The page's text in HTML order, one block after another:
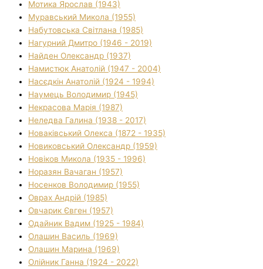
Мотика Ярослав (1943)
Муравський Микола (1955)
Набутовська Світлана (1985)
Нагурний Дмитро (1946 - 2019)
Найден Олександр (1937)
Намистюк Анатолій (1947 - 2004)
Насєдкін Анатолій (1924 - 1994)
Наумець Володимир (1945)
Некрасова Марія (1987)
Неледва Галина (1938 - 2017)
Новаківський Олекса (1872 - 1935)
Новиковський Олександр (1959)
Новіков Микола (1935 - 1996)
Норазян Вачаган (1957)
Носенков Володимир (1955)
Оврах Андрій (1985)
Овчарик Євген (1957)
Одайник Вадим (1925 - 1984)
Олашин Василь (1969)
Олашин Марина (1969)
Олійник Ганна (1924 - 2022)